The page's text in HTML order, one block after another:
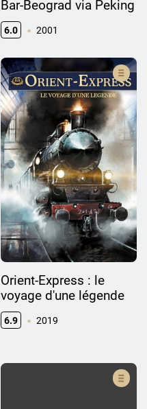
Bar-Beograd via Peking
6.0 2001
Orient-Express : le
voyage d'une légende
6.9 2019